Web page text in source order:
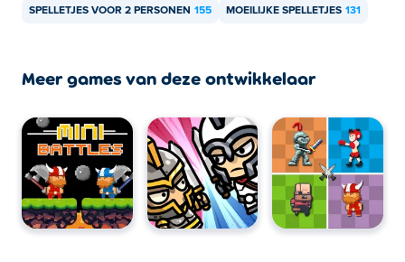
SPELLETJES VOOR 2 PERSONEN 155 MOEILIJKE SPELLETJES 131
Meer games van deze ontwikkelaar